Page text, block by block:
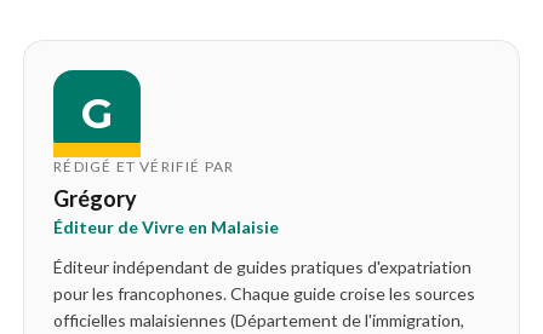
G
RÉDIGÉ ET VÉRIFIÉ PAR
Grégory
Éditeur de Vivre en Malaisie
Éditeur indépendant de guides pratiques d'expatriation
pour les francophones. Chaque guide croise les sources
officielles malaisiennes (Département de l'immigration,